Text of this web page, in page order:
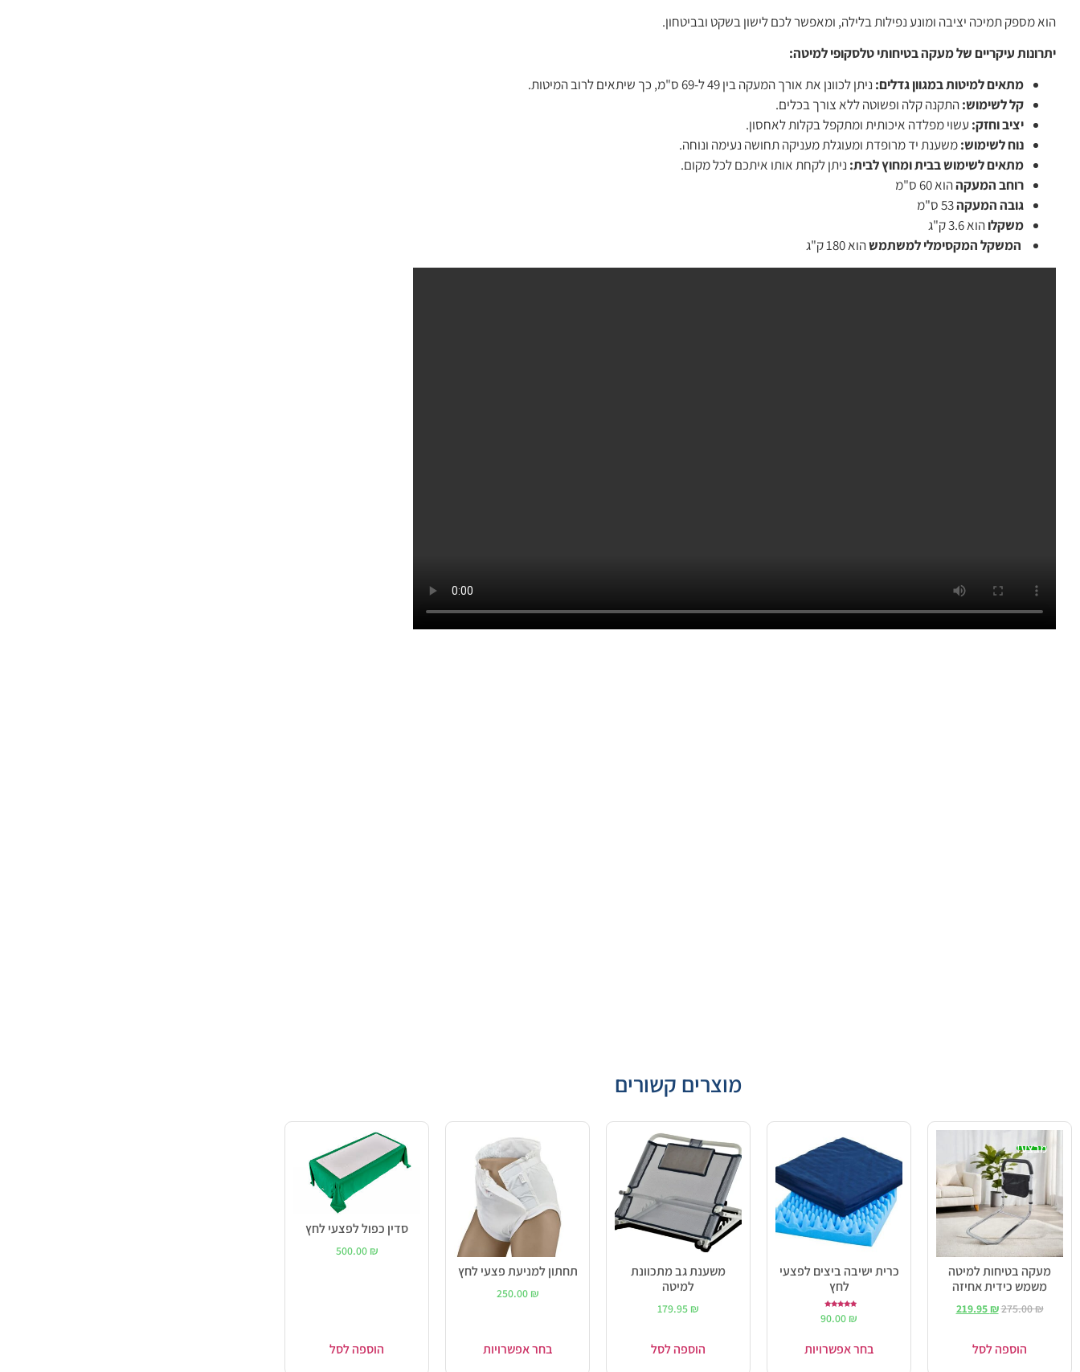
הוא מספק תמיכה יציבה ומונע נפילות בלילה, ומאפשר לכם לישון בשקט ובביטחון.
יתרונות עיקריים של מעקה בטיחותי טלסקופי למיטה:
מתאים למיטות במגוון גדלים: ניתן לכוונן את אורך המעקה בין 49 ל-69 ס"מ, כך שיתאים לרוב המיטות.
קל לשימוש:התקנה קלה ופשוטה ללא צורך בכלים.
יציב וחזק: עשוי מפלדה איכותית ומתקפל בקלות לאחסון.
נוח לשימוש:משענת יד מרופדת ומעוגלת מעניקה תחושה נעימה ונוחה.
מתאים לשימוש בבית ומחוץ לבית: ניתן לקחת אותו איתכם לכל מקום.
רוחב המעקההוא 60 ס"מ
גובה המעקה
משקלוהוא 3.6 ק"ג
המשקל המקסימלי למשתמשהוא 180 ק"ג
מוצרים קשורים
מבצע!
מעקה בטיחות למיטה
משמש כידית אחיזה
275.00₪
219.95₪
הוספה לסל
כרית ישיבה ביצים לפצעי
לחץ
5.00
90.00 ₪
בחר אפשרויות
משענת גב מתכוונת
למיטה
179.95 ₪
הוספה לסל
תחתון למניעת פצעי לחץ
250.00 ₪
בחר אפשרויות
סדין כפול לפצעי לחץ
500.00 ₪
הוספה לסל